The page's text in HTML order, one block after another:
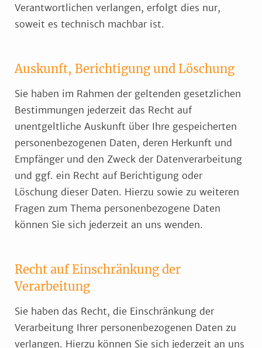
Verantwortlichen verlangen, erfolgt dies nur,
soweit es technisch machbar ist.
Auskunft, Berichtigung und Löschung
Sie haben im Rahmen der geltenden gesetzlichen
Bestimmungen jederzeit das Recht auf
unentgeltliche Auskunft über Ihre gespeicherten
personenbezogenen Daten, deren Herkunft und
Empfänger und den Zweck der Datenverarbeitung
und ggf. ein Recht auf Berichtigung oder
Löschung dieser Daten. Hierzu sowie zu weiteren
Fragen zum Thema personenbezogene Daten
können Sie sich jederzeit an uns wenden.
Recht auf Einschränkung der
Verarbeitung
Sie haben das Recht, die Einschränkung der
Verarbeitung Ihrer personenbezogenen Daten zu
verlangen. Hierzu können Sie sich jederzeit an uns